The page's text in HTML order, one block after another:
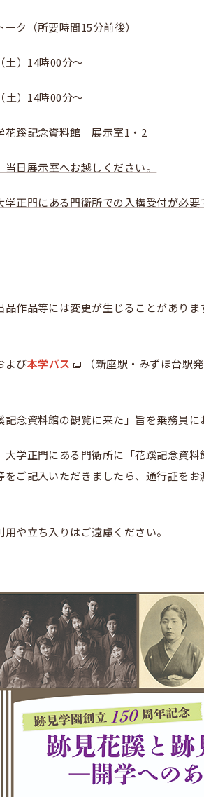
ク（所要時間15分前後）
）14時00分～
）14時00分～
蹊記念資料館 展示室1・2
日展示室へお越しください。
学正門にある門衛所での入構受付が必要
品作品等には変更が生じることがあり
よび本学バス
（新座駅・みずほ台駅
記念資料館の観覧に来た」旨を乗務員
大学正門にある門衛所に「花蹊記念資
をご記入いただきましたら、通行証を
や立ち入りはご遠慮ください。